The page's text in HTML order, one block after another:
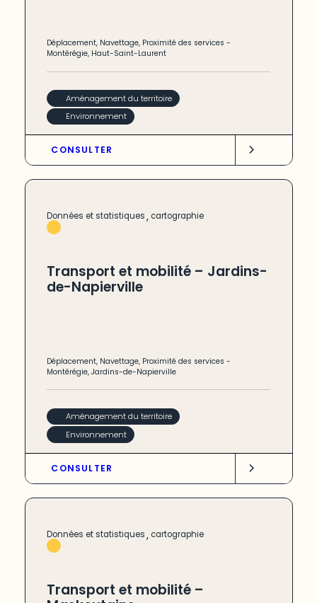
Déplacement, Navettage, Proximité des services -
Montérégie, Haut-Saint-Laurent
Aménagement du territoire
Environnement
CONSULTER
Données et statistiques, cartographie
Transport et mobilité – Jardins-
de-Napierville
Déplacement, Navettage, Proximité des services -
Montérégie,Jardins-de-Napierville
Aménagement du territoire
Environnement
CONSULTER
Données et statistiques, cartographie
Transport et mobilité –